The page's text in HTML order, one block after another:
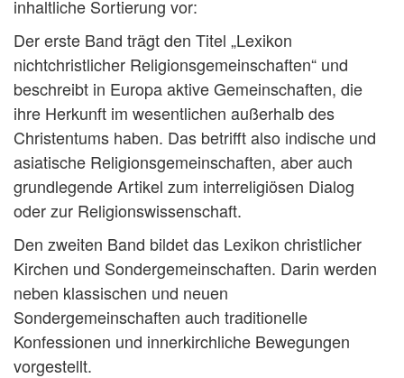
inhaltliche Sortierung vor:
Der erste Band trägt den Titel „Lexikon
nichtchristlicher Religionsgemeinschaften“ und
beschreibt in Europa aktive Gemeinschaften, die
ihre Herkunft im wesentlichen außerhalb des
Christentums haben. Das betrifft also indische und
asiatische Religionsgemeinschaften, aber auch
grundlegende Artikel zum interreligiösen Dialog
oder zur Religionswissenschaft.
Den zweiten Band bildet das Lexikon christlicher
Kirchen und Sondergemeinschaften. Darin werden
neben klassischen und neuen
Sondergemeinschaften auch traditionelle
Konfessionen und innerkirchliche Bewegungen
vorgestellt.